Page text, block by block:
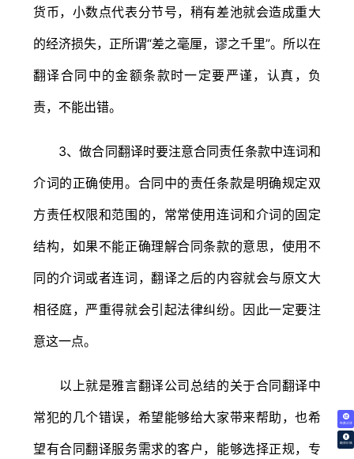
免费试译
翻译价格
货币，小数点代表分节号，稍有差池就会造成重大
的经济损失，正所谓“差之毫厘，谬之千里”。所以在
翻译合同中的金额条款时一定要严谨，认真，负
责，不能出错。
3、做合同翻译时要注意合同责任条款中连词和
介词的正确使用。合同中的责任条款是明确规定双
方责任权限和范围的，常常使用连词和介词的固定
结构，如果不能正确理解合同条款的意思，使用不
同的介词或者连词，翻译之后的内容就会与原文大
相径庭，严重得就会引起法律纠纷。因此一定要注
意这一点。
以上就是雅言翻译公司总结的关于合同翻译中
常犯的几个错误，希望能够给大家带来帮助，也希
望有合同翻译服务需求的客户，能够选择正规，专